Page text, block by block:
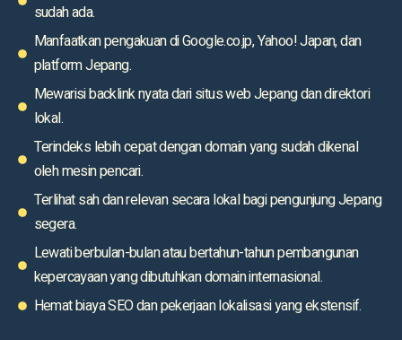
sudah ada.
Manfaatkan pengakuan di Google.co.jp, Yahoo! Japan, dan
platform Jepang.
Mewarisi backlink nyata dari situs web Jepang dan direktori
lokal.
Terindeks lebih cepat dengan domain yang sudah dikenal
oleh mesin pencari.
Terlihat sah dan relevan secara lokal bagi pengunjung Jepang
segera.
Lewati berbulan-bulan atau bertahun-tahun pembangunan
kepercayaan yang dibutuhkan domain internasional.
Hemat biaya SEO dan pekerjaan lokalisasi yang ekstensif.